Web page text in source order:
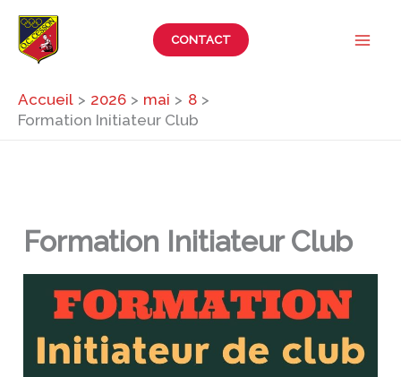
Aller
contenu
CONTACT
Accueil 2026 mai
8
Formation Initiateur Club
Formation Initiateur Club